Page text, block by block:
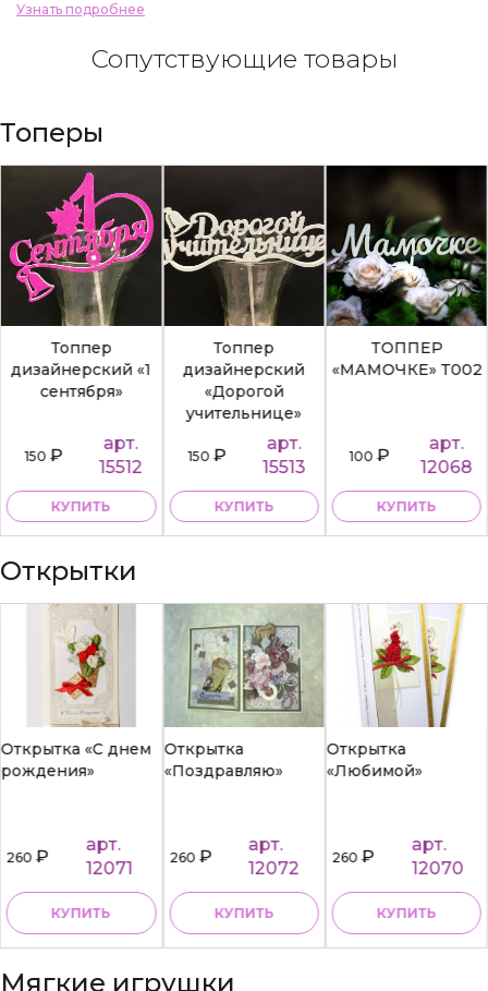
Узнать подробнее
Сопутствующие товары
Топеры
Топпер
дизайнерский «1
сентября»
150₽
арт.
15512
КУПИТЬ
Топпер
дизайнерский
«Дорогой
учительнице»
150₽
арт.
15513
КУПИТЬ
ТОППЕР
«МАМОЧКЕ» Т002
100₽
арт.
12068
КУПИТЬ
Открытки
Открытка «С днем
рождения»
260₽
арт.
12071
КУПИТЬ
Открытка
«Поздравляю»
260₽
арт.
12072
КУПИТЬ
Открытка
«Любимой»
260₽
арт.
12070
КУПИТЬ
Мягкие игрушки